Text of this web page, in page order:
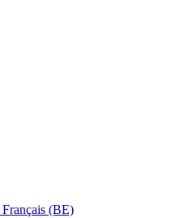
Français (BE)